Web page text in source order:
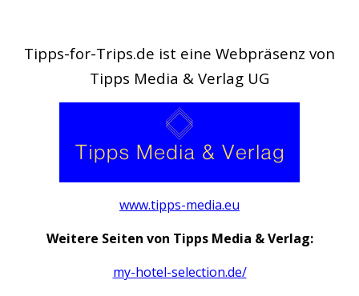
Tipps-for-Trips.de ist eine Webpräsenz von
Tipps Media & Verlag UG
www.tipps-media.eu
Weitere Seiten von Tipps Media & Verlag:
my-hotel-selection.de/